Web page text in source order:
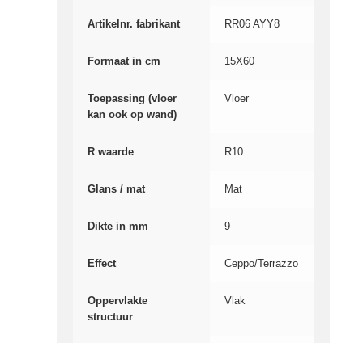
Artikelnr. fabrikant RR06 AYY8
Formaat in cm 15X60
Toepassing (vloer
kan ook op wand)
Vloer
R waarde R10
Glans / mat Mat
Dikte in mm 9
Effect Ceppo/Terrazzo
Oppervlakte
structuur
Vlak